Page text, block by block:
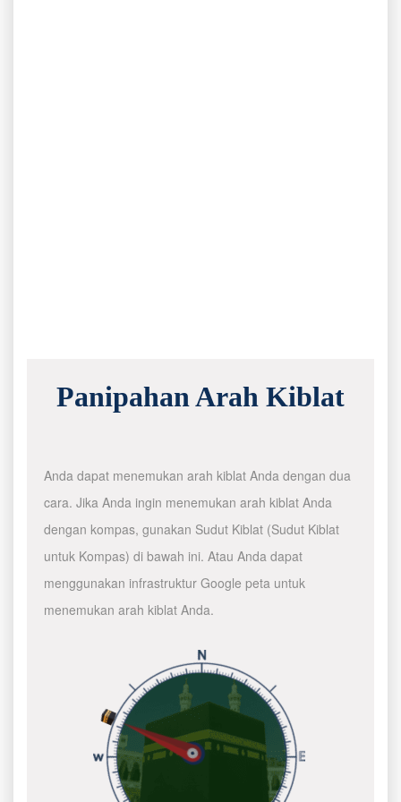
Panipahan Arah Kiblat
Anda dapat menemukan arah kiblat Anda dengan dua
cara. Jika Anda ingin menemukan arah kiblat Anda
dengan kompas, gunakan Sudut Kiblat (Sudut Kiblat
untuk Kompas) di bawah ini. Atau Anda dapat
menggunakan infrastruktur Google peta untuk
menemukan arah kiblat Anda.